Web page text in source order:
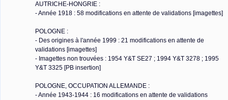
AUTRICHE-HONGRIE :
- Année 1918 : 58 modifications en attente de validations [imagettes]
POLOGNE :
- Des origines à l'année 1999 : 21 modifications en attente de
validations [imagettes]
- Imagettes non trouvées : 1954 Y&T SE27 ; 1994 Y&T 3278 ; 1995
Y&T 3325 [PB insertion]
POLOGNE, OCCUPATION ALLEMANDE :
- Année 1943-1944 : 16 modifications en attente de validations